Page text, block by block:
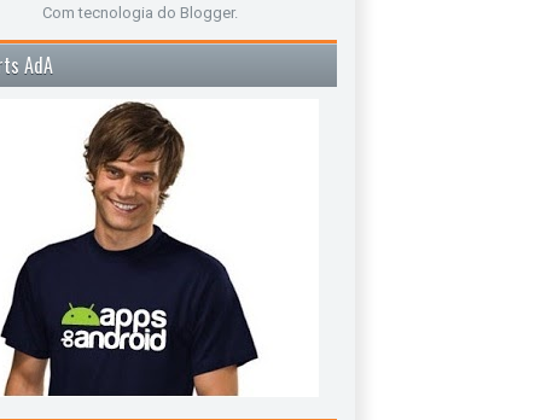
Com tecnologia do Blogger.
AdA